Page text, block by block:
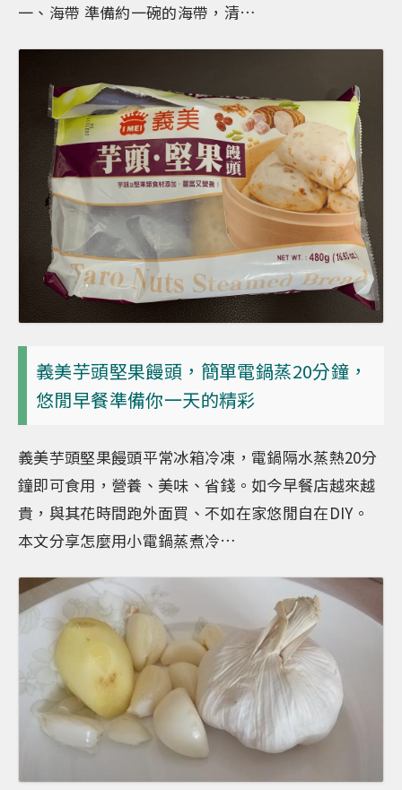
一、海帶 準備約一碗的海帶，清…
義美芋頭堅果饅頭，簡單電鍋蒸20分鐘，
悠閒早餐準備你一天的精彩
義美芋頭堅果饅頭平常冰箱冷凍，電鍋隔水蒸熱20分
鐘即可食用，營養、美味、省錢。如今早餐店越來越
貴，與其花時間跑外面買、不如在家悠閒自在DIY。
本文分享怎麼用小電鍋蒸煮冷…